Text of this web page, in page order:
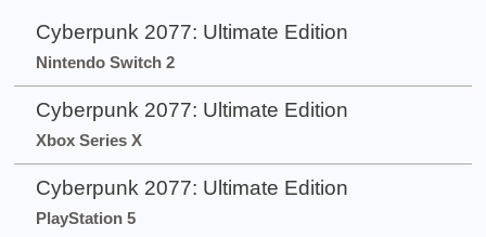
Cyberpunk 2077: Ultimate Edition
Nintendo Switch 2
Cyberpunk 2077: Ultimate Edition
Xbox Series X
Cyberpunk 2077: Ultimate Edition
PlayStation 5